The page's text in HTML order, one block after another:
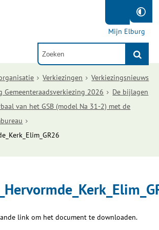
Mijn Elburg
Verkiezingen
Verkiezingsnieuws
Gemeenteraadsverkiezing 2026
De bijlagen
van het GSB (model Na 31-2) met de
link om het document te downloaden.